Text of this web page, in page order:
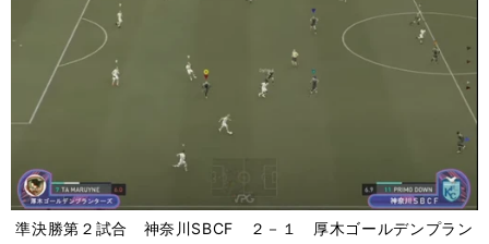
準決勝第２試合 神奈川SBCF ２－１ 厚木ゴールデンプラン